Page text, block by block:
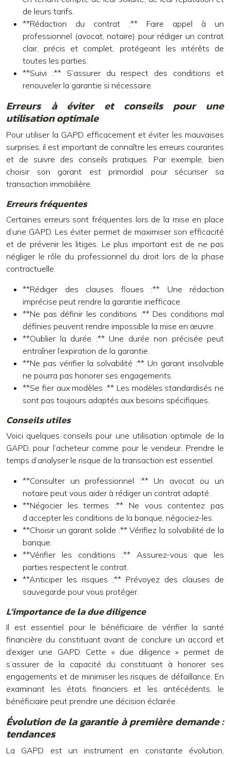
de leurs tarifs.
**Rédaction du contrat :** Faire appel à un
professionnel (avocat, notaire) pour rédiger un contrat
clair, précis et complet, protégeant les intérêts de
toutes les parties.
**Suivi :** S’assurer du respect des conditions et
renouveler la garantie si nécessaire.
Erreurs à éviter et conseils pour une
utilisation optimale
Pour utiliser la GAPD efficacement et éviter les mauvaises
surprises, il est important de connaître les erreurs courantes
et de suivre des conseils pratiques. Par exemple, bien
choisir son garant est primordial pour sécuriser sa
transaction immobilière.
Erreurs fréquentes
Certaines erreurs sont fréquentes lors de la mise en place
d’une GAPD. Les éviter permet de maximiser son efficacité
et de prévenir les litiges. Le plus important est de ne pas
négliger le rôle du professionnel du droit lors de la phase
contractuelle.
**Rédiger des clauses floues :** Une rédaction
imprécise peut rendre la garantie inefficace.
**Ne pas définir les conditions :** Des conditions mal
définies peuvent rendre impossible la mise en œuvre.
**Oublier la durée :** Une durée non précisée peut
entraîner l’expiration de la garantie.
**Ne pas vérifier la solvabilité :** Un garant insolvable
ne pourra pas honorer ses engagements.
**Se fier aux modèles :** Les modèles standardisés ne
sont pas toujours adaptés aux besoins spécifiques.
Conseils utiles
Voici quelques conseils pour une utilisation optimale de la
GAPD, pour l’acheteur comme pour le vendeur. Prendre le
temps d’analyser le risque de la transaction est essentiel.
**Consulter un professionnel :** Un avocat ou un
notaire peut vous aider à rédiger un contrat adapté.
**Négocier les termes :** Ne vous contentez pas
d’accepter les conditions de la banque, négociez-les.
**Choisir un garant solide :** Vérifiez la solvabilité de la
banque.
**Vérifier les conditions :** Assurez-vous que les
parties respectent le contrat.
**Anticiper les risques :** Prévoyez des clauses de
sauvegarde pour vous protéger.
L’importance de la due diligence
Il est essentiel pour le bénéficiaire de vérifier la santé
financière du constituant avant de conclure un accord et
d’exiger une GAPD. Cette « due diligence » permet de
s’assurer de la capacité du constituant à honorer ses
engagements et de minimiser les risques de défaillance. En
examinant les états financiers et les antécédents, le
bénéficiaire peut prendre une décision éclairée.
Évolution de la garantie à première demande :
tendances
La GAPD est un instrument en constante évolution,